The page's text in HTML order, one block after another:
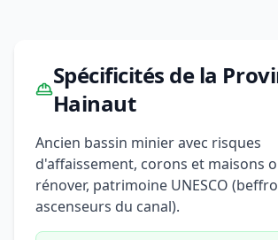
Spécificités de la
Hainaut
Ancien bassin minier avec risques
d'affaissement, corons et maisons
rénover, patrimoine UNESCO
ascenseurs du canal).